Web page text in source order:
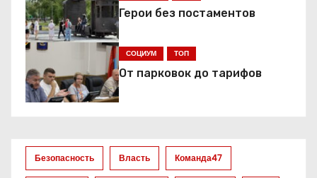
и
я
п
о
а
Герои без постаментов
СОЦИУМ ТОП
От парковок до тарифов
Безопасность Власть Команда47